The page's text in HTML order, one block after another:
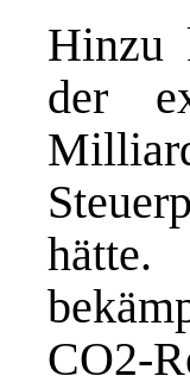
Hinzu
der
hätte.
CO2-